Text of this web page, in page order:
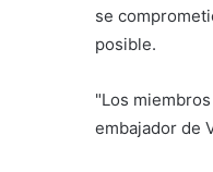
se
posible.
"Los
embajador de